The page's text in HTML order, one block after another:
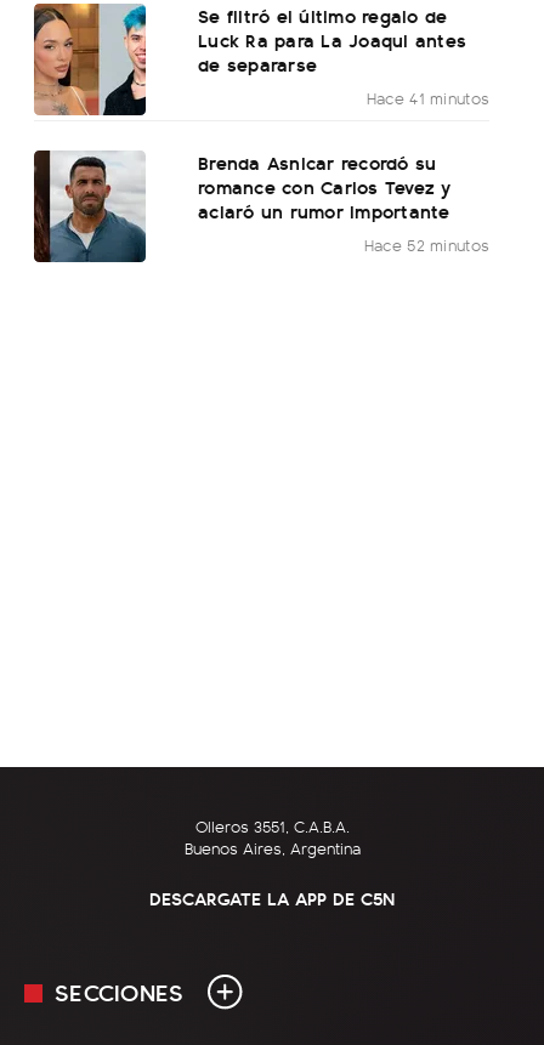
Se filtró el último regalo de
Luck Ra para La Joaqui antes
de separarse
Hace 41 minutos
Brenda Asnicar recordó su
romance con Carlos Tevez y
aclaró un rumor importante
Hace 52 minutos
Olleros 3551, C.A.B.A.
Buenos Aires, Argentina
DESCARGATE LA APP DE C5N
SECCIONES